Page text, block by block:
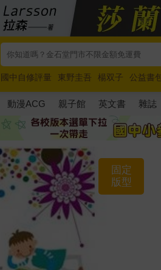
國中自修評量 東野圭吾 楊双子 公益書
唯紅花綻放
奧德賽 路邊攤新作 馬斯克
動漫ACG 親子館 英文書 雜誌
固定
版型